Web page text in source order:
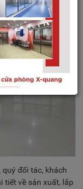
đối tác, khách
tiết về sản xuất, lắp